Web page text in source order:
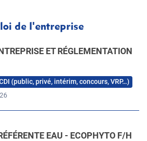
de l'entreprise
ET RÉGLEMENTATION
(public, privé, intérim, concours, VRP…)
EAU - ECOPHYTO F/H